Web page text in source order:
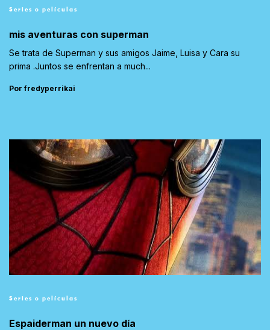
Series o películas
mis aventuras con superman
Se trata de Superman y sus amigos Jaime, Luisa y Cara su
prima .Juntos se enfrentan a much...
Por fredyperrikai
Series o películas
Espaiderman un nuevo día